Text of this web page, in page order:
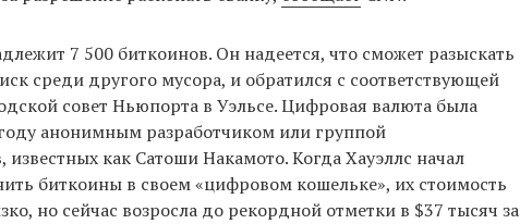
7 500 биткоинов. Он надеется, что сможет разыскать
среди другого мусора, и обратился с соответствующей
совет Ньюпорта в Уэльсе. Цифровая валюта была
анонимным разработчиком или группой
как Сатоши Накамото. Когда Хауэллс начал
биткоины в своем «цифровом кошельке», их стоимость
но сейчас возросла до рекордной отметки в $37 тысяч за